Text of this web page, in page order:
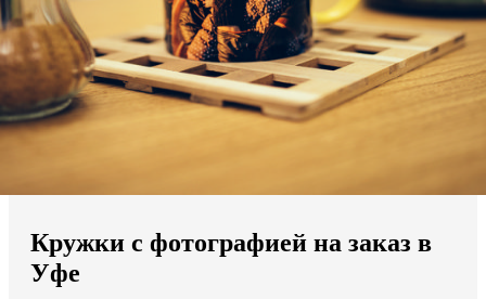
Мы доставляем по всему миру
Продолжить без города
Кружки с фотографией на заказ в
Уфе